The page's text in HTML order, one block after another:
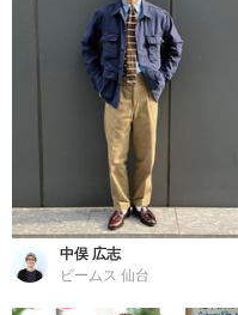
中俣 広志
ビームス 仙台